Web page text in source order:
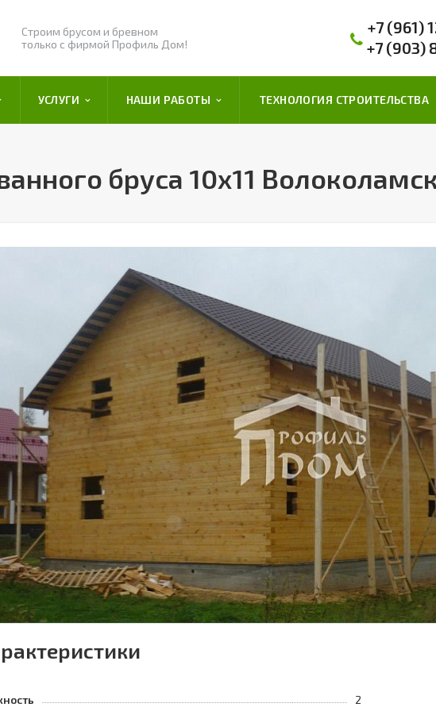
Строим брусом и бревном
только с фирмой Профиль Дом!
+7 (961)
+7 (903)
УСЛУГИ НАШИ РАБОТЫ ТЕХНОЛОГИЯ СТРОИТЕЛЬСТВА
бруса 10х11 Волоколамск
2